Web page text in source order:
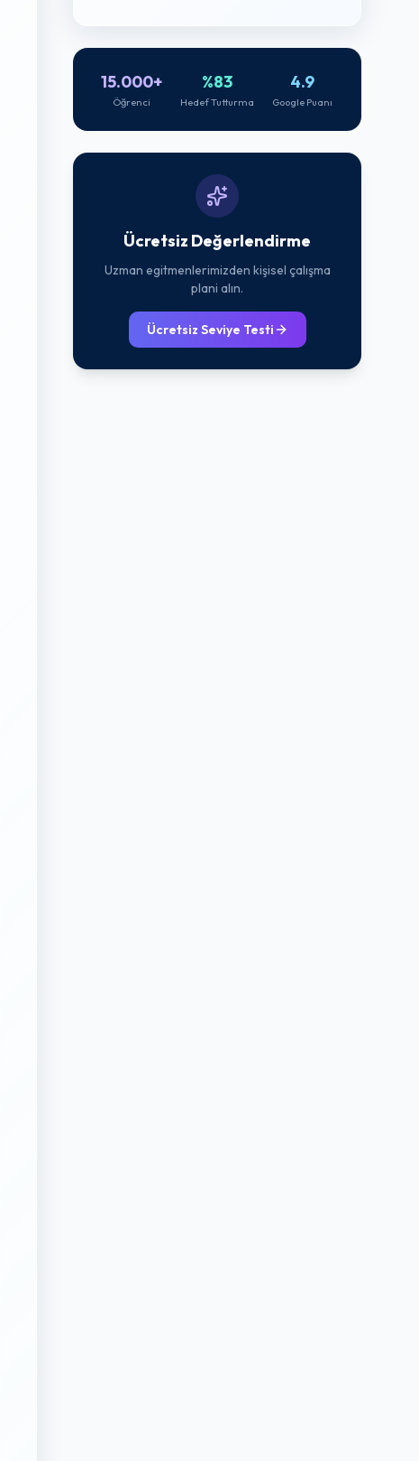
15.000+
Öğrenci
%83
Hedef Tutturma
4.9
Google Puanı
Ücretsiz Değerlendirme
Uzman egitmenlerimizden kişisel çalışma
plani alın.
Ücretsiz Seviye Testi